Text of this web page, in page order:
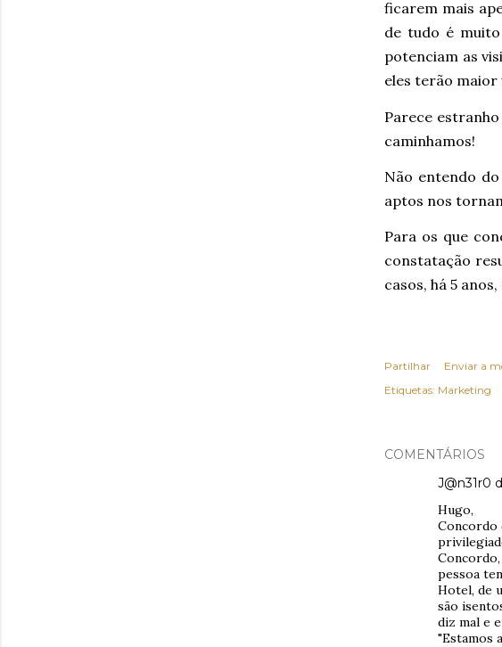
ficarem mais
de tudo é
potenciam as
eles terão maior
Parece
caminhamos!
Não entendo
aptos nos
Para os que
constatação
casos, há 5
Partilhar
Enviar a
Etiquetas: Marketing
COMENTÁRIOS
J@n31r0
Hugo,
Concordo
pessoa
Hotel, de
são
diz mal e
"Estamos